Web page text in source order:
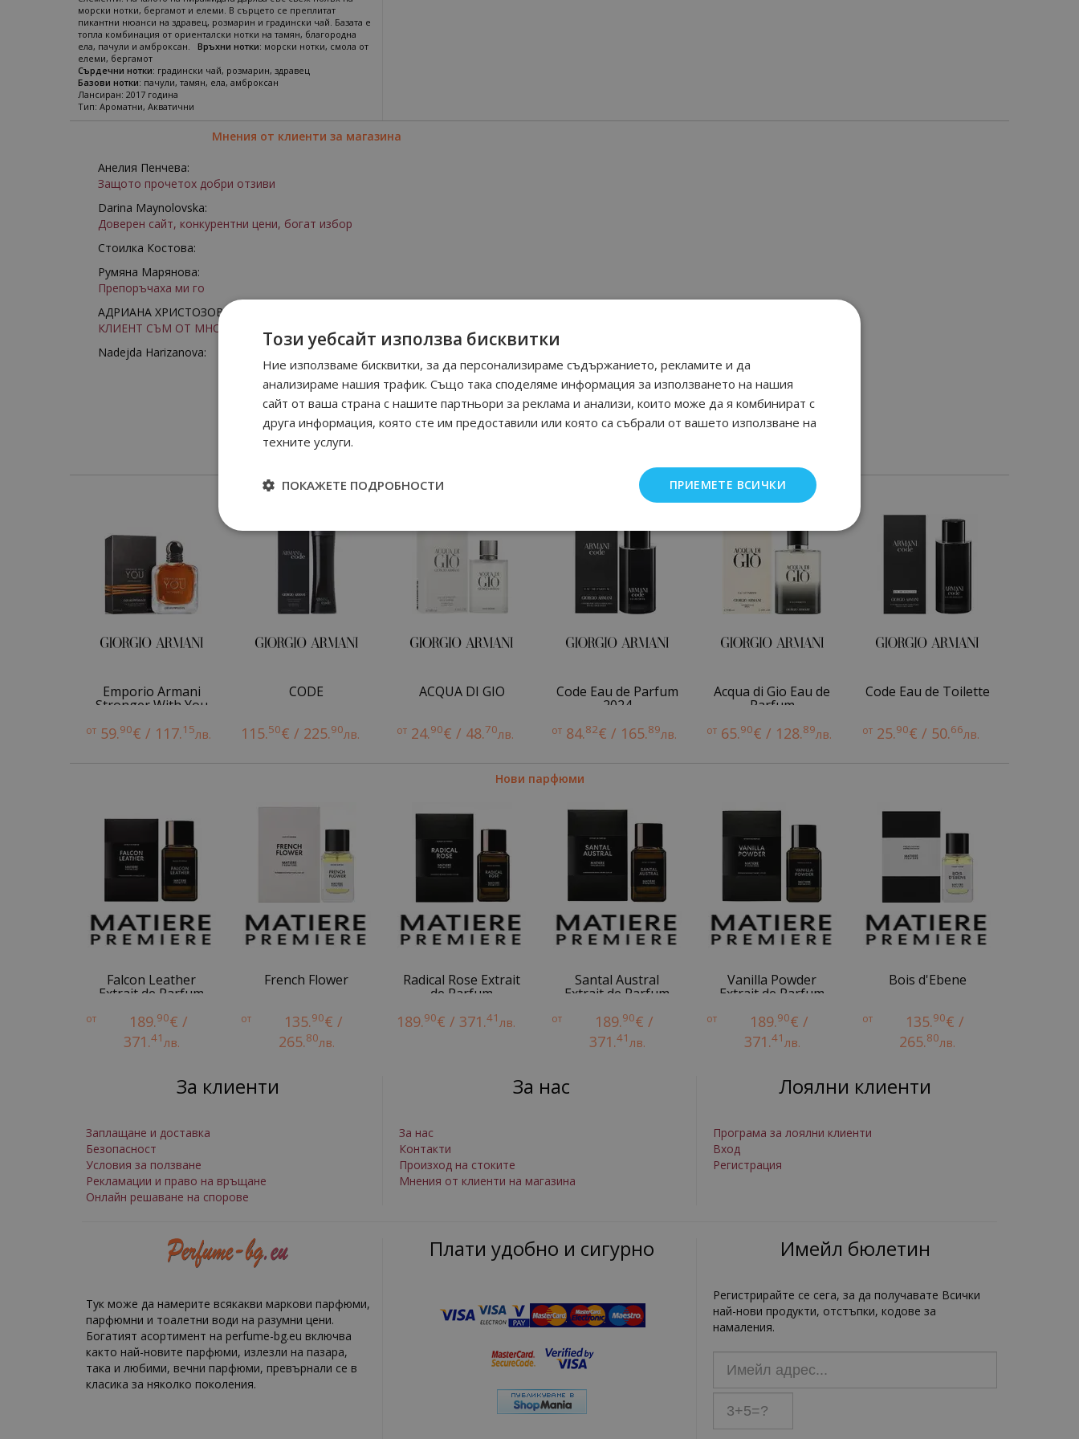
морски нотки, бергамот и елеми. В сърцето се преплитат
пикантни нюанси на здравец, розмарин и градински чай. Базата е
топла комбинация от ориенталски нотки на тамян, благородна
ела, пачули и амброксан. Връхни нотки: морски нотки, смола от
елеми, бергамот
Сърдечни нотки: градински чай, розмарин, здравец
Базови нотки: пачули, тамян, ела, амброксан
Лансиран: 2017 година
Тип: Ароматни, Акватични
Мнения от клиенти за магазина
Анелия Пенчева:
Защото прочетох добри отзиви
Darina Maynolovska:
Доверен сайт, конкурентни цени, богат избор
Стоилка Костова:
Румяна Марянова:
Препоръчаха ми го
АДРИАНА ХРИСТОЗОВА:
КЛИЕНТ СЪМ ОТ МНОГО ГОДИНИ
Nadejda Harizanova:
Още от Giorgio Armani мъжки парфюми
Emporio Armani
Stronger With You
от 59.90€ / 117.15лв.
CODE
115.50€ / 225.90лв.
ACQUA DI GIO
от 24.90€ / 48.70лв.
Code Eau de Parfum
2024
от 84.82€ / 165.89лв.
Acqua di Gio Eau de
Parfum
от 65.90€ / 128.89лв.
Code Eau de Toilette
от 25.90€ / 50.66лв.
Нови парфюми
Falcon Leather
Extrait de Parfum
от 189.90€ /
371.41лв.
French Flower
от 135.90€ /
265.80лв.
Radical Rose Extrait
de Parfum
189.90€ / 371.41лв.
Santal Austral
Extrait de Parfum
от 189.90€ /
371.41лв.
Vanilla Powder
Extrait de Parfum
от 189.90€ /
371.41лв.
Bois d'Ebene
от 135.90€ /
265.80лв.
За клиенти
Заплащане и доставка
Безопасност
Условия за ползване
Рекламации и право на връщане
Онлайн решаване на спорове
За нас
За нас
Контакти
Произход на стоките
Мнения от клиенти на магазина
Лоялни клиенти
Програма за лоялни клиенти
Вход
Регистрация
Тук може да намерите всякакви маркови парфюми,
парфюмни и тоалетни води на разумни цени.
Богатият асортимент на perfume-bg.eu включва
както най-новите парфюми, излезли на пазара,
така и любими, вечни парфюми, превърнали се в
класика за няколко поколения.
Плати удобно и сигурно Имейл бюлетин
Регистрирайте се сега, за да получавате Всички
най-нови продукти, отстъпки, кодове за
намаления.
Този уебсайт използва бисквитки
Ние използваме бисквитки, за да персонализираме съдържанието, рекламите и да
анализираме нашия трафик. Също така споделяме информация за използването на нашия
сайт от ваша страна с нашите партньори за реклама и анализи, които може да я комбинират с
друга информация, която сте им предоставили или която са събрали от вашето използване на
техните услуги.
ПРИЕМЕТЕ ВСИЧКИ
ПОКАЖЕТЕ ПОДРОБНОСТИ